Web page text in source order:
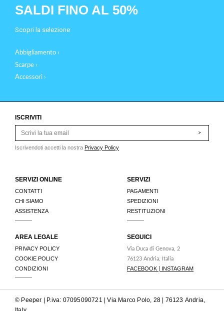
SALDI FINO AL 50%
Scopri la selezione
Abbigliamento ›
Scarpe ›
Accessori ›
ISCRIVITI
>
Iscrivendoti accetti la nostra Privacy Policy
SERVIZI ONLINE
CONTATTI
CHI SIAMO
ASSISTENZA
SERVIZI
PAGAMENTI
SPEDIZIONI
RESTITUZIONI
AREA LEGALE
PRIVACY POLICY
COOKIE POLICY
CONDIZIONI
SEGUICI
Via Duca di Genova, 2
76123 Andria, Italia
FACEBOOK INSTAGRAM
© Peeper | P.iva: 07095090721 | Via Marco Polo, 28 | 76123 Andria,